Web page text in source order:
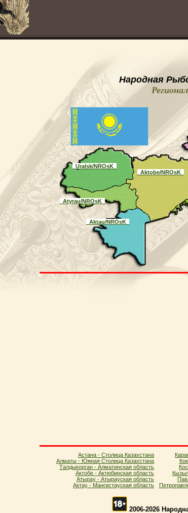
Народная
_Uralsk/NROsK_
_Aktobe/NROsK_
_Atyrau/NROsK_
_Aktau/NROsK_
Астана - Столица Казахстана
Алматы - Южная Столица Казахстана
Талдыкорган - Алматинская область
Актобе - Актюбинская область
Атырау - Атырауская область
Актау - Мангистауская область
2006-2026